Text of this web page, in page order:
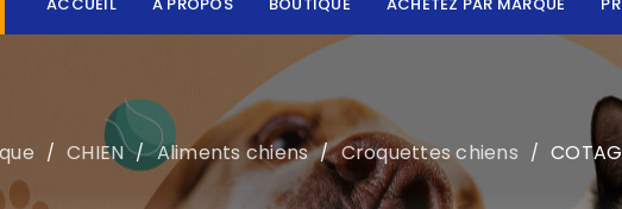
/ CHIEN / Aliments chiens / Croquettes chiens /